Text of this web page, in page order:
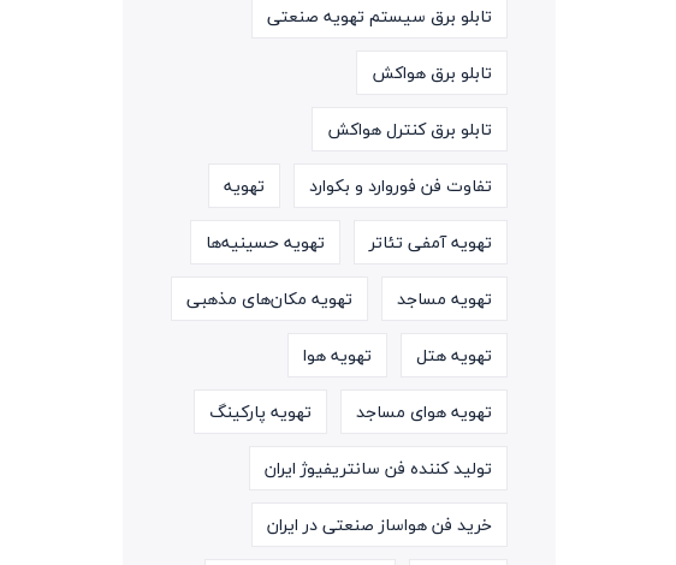
تابلو برق سیستم تهویه صنعتی
تابلو برق هواکش
تابلو برق کنترل هواکش
تفاوت فن فوروارد و بکوارد
تهویه
تهویه آمفی تئاتر
تهویه حسینیه‌ها
تهویه مساجد
تهویه مکان‌های مذهبی
تهویه هتل
تهویه هوا
تهویه هوای مساجد
تهویه پارکینگ
تولید کننده فن سانتریفیوژ ایران
خرید فن هواساز صنعتی در ایران